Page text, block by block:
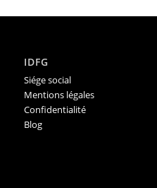
IDFG
Siége social
Mentions légales
Confidentialité
Blog